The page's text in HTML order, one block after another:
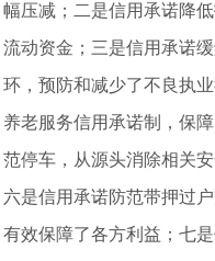
幅压减；二是信用承诺降
流动资金；三是信用承诺
环，预防和减少了不良执
养老服务信用承诺制，保
范停车，从源头消除相关
六是信用承诺防范带押过
有效保障了各方利益；七